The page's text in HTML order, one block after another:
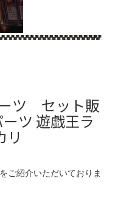
ツ セット販
ツ 遊戯王ラ
リ
ご紹介いただいておりま